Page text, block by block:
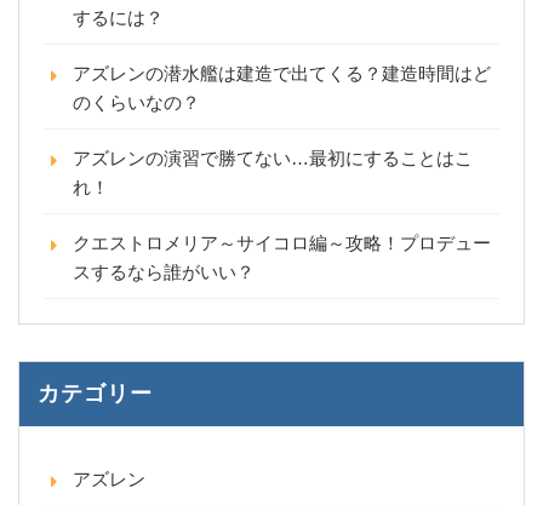
するには？
アズレンの潜水艦は建造で出てくる？建造時間はど
のくらいなの？
アズレンの演習で勝てない…最初にすることはこ
れ！
クエストロメリア～サイコロ編～攻略！プロデュー
スするなら誰がいい？
カテゴリー
アズレン